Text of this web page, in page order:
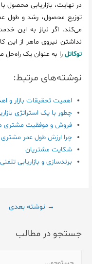
در نهایت، بازاریابی محصول
توزیع محصول، رشد و طول
می‌کند. اگر نیاز به این
نداشتن نیروی ماهر از این
توکاتل را به عنوان یک راه‌حل
نوشته‌های مرتبط:
اهمیت تحقیقات بازار و
چطور با یک استراتژی
فروش و موفقیت مشتری
چرا ارزش طول عمر
شکایت مشتریان
برندسازی و بازاریابی
→ نوشته بعدی
جستجو در مطالب